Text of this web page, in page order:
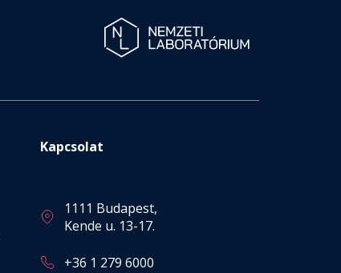
Kapcsolat
1111 Budapest,
Kende u. 13-17.
+36 1 279 6000